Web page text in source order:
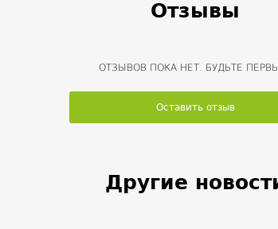
Отзывы
ОТЗЫВОВ ПОКА НЕТ. БУДЬТЕ
Оставить отзыв
Другие